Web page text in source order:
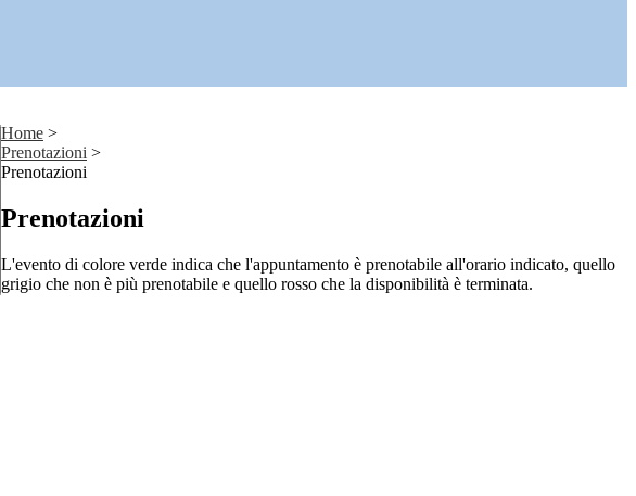
Home >
Prenotazioni >
Prenotazioni
Prenotazioni
L'evento di colore verde indica che l'appuntamento è prenotabile all'orario indicato, quello
grigio che non è più prenotabile e quello rosso che la disponibilità è terminata.